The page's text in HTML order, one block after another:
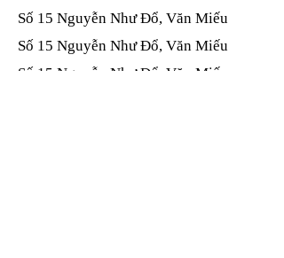
Số 15 Nguyễn Như Đổ, Văn Miếu​​​​
Số 15 Nguyễn Như Đổ, Văn Miếu​​​​
Số 15 Nguyễn Như Đổ, Văn Miếu​​​​